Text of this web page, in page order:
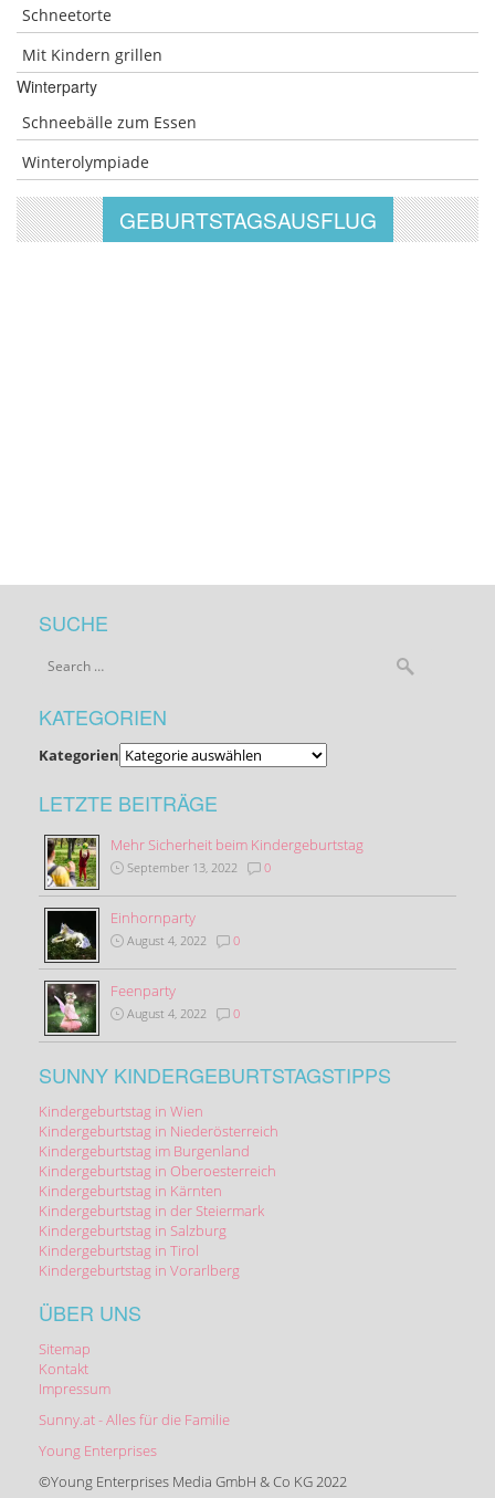
Schneetorte
Mit Kindern grillen
Winterparty
Schneebälle zum Essen
Winterolympiade
GEBURTSTAGSAUSFLUG
SUCHE
KATEGORIEN
Kategorien
LETZTE BEITRÄGE
Mehr Sicherheit beim Kindergeburtstag
September 13, 2022 0
Einhornparty
August 4, 2022 0
Feenparty
August 4, 2022 0
SUNNY KINDERGEBURTSTAGSTIPPS
Kindergeburtstag in Wien
Kindergeburtstag in Niederösterreich
Kindergeburtstag im Burgenland
Kindergeburtstag in Oberoesterreich
Kindergeburtstag in Kärnten
Kindergeburtstag in der Steiermark
Kindergeburtstag in Salzburg
Kindergeburtstag in Tirol
Kindergeburtstag in Vorarlberg
ÜBER UNS
Sitemap
Kontakt
Impressum
Sunny.at - Alles für die Familie
Young Enterprises
©Young Enterprises Media GmbH & Co KG 2022